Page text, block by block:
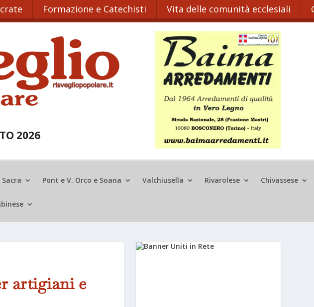
Formazione e Catechisti Vita delle comunità ecclesiali
2026
Pont e V. Orco e Soana Valchiusella Rivarolese Chivassese
artigiani e